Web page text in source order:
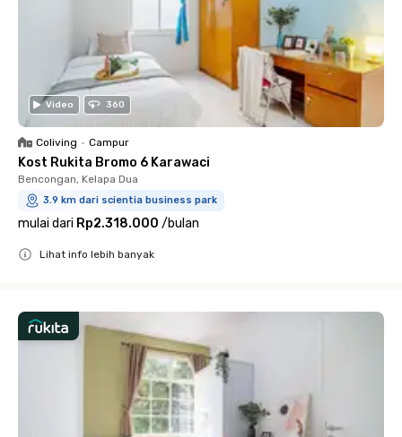
Video 360
Coliving • Campur
Kost Rukita Bromo 6 Karawaci
Bencongan, Kelapa Dua
3.9 km dari scientia business park
mulai dari Rp2.318.000 /bulan
Lihat info lebih banyak